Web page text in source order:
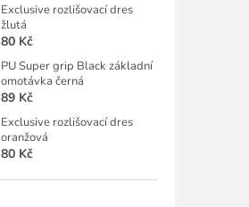
Exclusive rozlišovací dres
žlutá
80 Kč
PU Super grip Black základní
omotávka černá
89 Kč
Exclusive rozlišovací dres
oranžová
80 Kč